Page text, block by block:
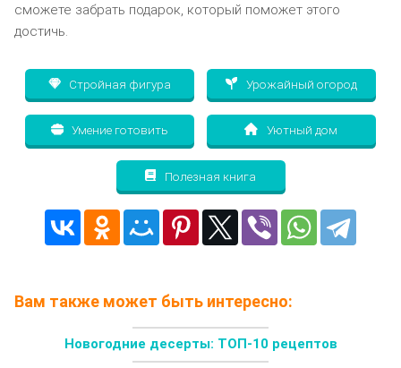
сможете забрать подарок, который поможет этого
достичь.
Стройная фигура Урожайный огород
Умение готовить Уютный дом
Полезная книга
Вам также может быть интересно:
Новогодние десерты: ТОП-10 рецептов